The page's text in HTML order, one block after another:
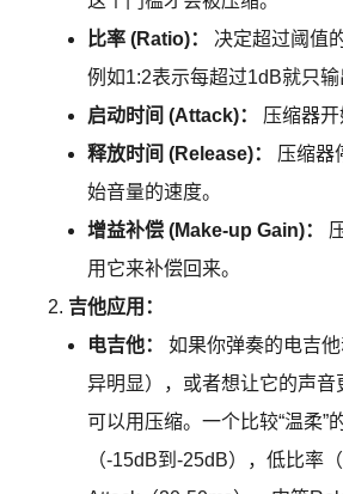
比率 (Ratio)：
决定超过阈值
例如1:2表示每超过1dB就只输
启动时间 (Attack)：
压缩器开
释放时间 (Release)：
压缩器
始音量的速度。
增益补偿 (Make-up Gain)：
用它来补偿回来。
吉他应用：
电吉他：
如果你弹奏的电吉
异明显），或者想让它的声音
可以用压缩。一个比较“温柔”
（-15dB到-25dB），低比率